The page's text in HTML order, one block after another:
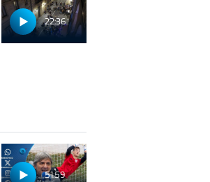
22:36
51:59